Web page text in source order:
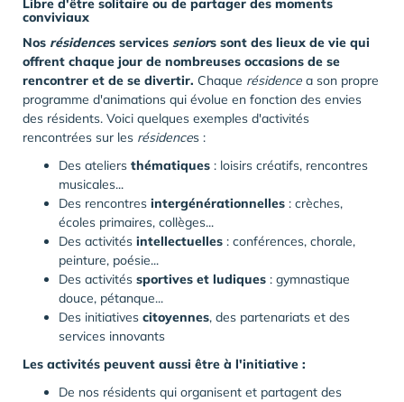
Libre d'être solitaire ou de partager des moments
conviviaux
Nos résidences services seniors sont des lieux de vie qui
offrent chaque jour de nombreuses occasions de se
rencontrer et de se divertir. Chaque résidence a son propre
programme d'animations qui évolue en fonction des envies
des résidents. Voici quelques exemples d'activités
rencontrées sur les résidences :
Des ateliers thématiques : loisirs créatifs, rencontres
musicales...
Des rencontres intergénérationnelles : crèches,
écoles primaires, collèges...
Des activités intellectuelles : conférences, chorale,
peinture, poésie...
Des activités sportives et ludiques : gymnastique
douce, pétanque...
Des initiatives citoyennes, des partenariats et des
services innovants
Les activités peuvent aussi être à l'initiative :
De nos résidents qui organisent et partagent des